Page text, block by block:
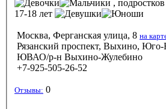
,
17-18 лет
Москва, Ферганская улица, 8 на
Рязанский проспект, Выхино, Юго-
ЮВАО/р-н Выхино-Жулебино
+7-925-505-26-52
Отзывы: 0